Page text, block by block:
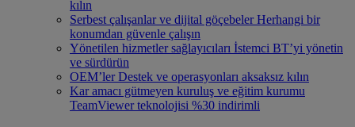
kılın
Serbest çalışanlar ve dijital göçebeler Herhangi bir
konumdan güvenle çalışın
Yönetilen hizmetler sağlayıcıları İstemci BT’yi yönetin
ve sürdürün
OEM’ler Destek ve operasyonları aksaksız kılın
Kar amacı gütmeyen kuruluş ve eğitim kurumu
TeamViewer teknolojisi %30 indirimli